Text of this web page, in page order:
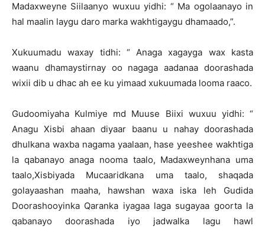
Madaxweyne Siilaanyo wuxuu yidhi: “ Ma ogolaanayo in
hal maalin laygu daro marka wakhtigaygu dhamaado,”.
Xukuumadu waxay tidhi: “ Anaga xagayga wax kasta
waanu dhamaystirnay oo nagaga aadanaa doorashada
wixii dib u dhac ah ee ku yimaad xukuumada looma raaco.
Gudoomiyaha Kulmiye md Muuse Biixi wuxuu yidhi: “
Anagu Xisbi ahaan diyaar baanu u nahay doorashada
dhulkana waxba nagama yaalaan, hase yeeshee wakhtiga
la qabanayo anaga nooma taalo, Madaxweynhana uma
taalo,Xisbiyada Mucaaridkana uma taalo, shaqada
golayaashan maaha, hawshan waxa iska leh Gudida
Doorashooyinka Qaranka iyagaa laga sugayaa goorta la
qabanayo doorashada iyo jadwalka lagu hawl